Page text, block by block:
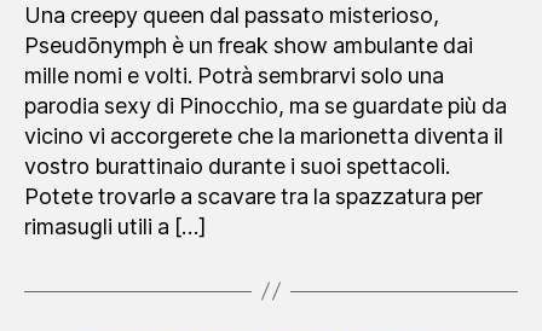
Una creepy queen dal passato misterioso,
Pseudōnymph è un freak show ambulante dai
mille nomi e volti. Potrà sembrarvi solo una
parodia sexy di Pinocchio, ma se guardate più da
vicino vi accorgerete che la marionetta diventa il
vostro burattinaio durante i suoi spettacoli.
Potete trovarlə a scavare tra la spazzatura per
rimasugli utili a […]